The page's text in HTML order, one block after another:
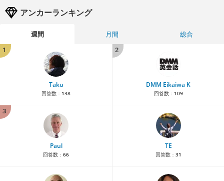
アンカーランキング
週間 月間
総合
1
Taku
回答数： 138
2
DMM Eikaiwa K
回答数： 109
3
Paul
回答数： 66
TE
回答数： 31